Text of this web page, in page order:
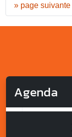
» page suivante
Agenda